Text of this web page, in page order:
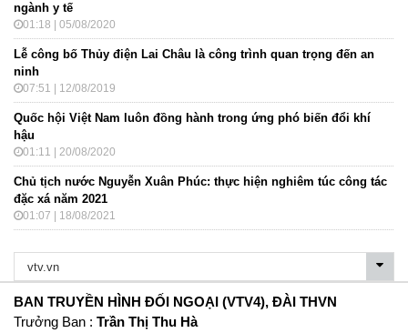
ngành y tế
01:18 | 05/08/2020
Lễ công bố Thủy điện Lai Châu là công trình quan trọng đến an
ninh
07:51 | 12/08/2019
Quốc hội Việt Nam luôn đồng hành trong ứng phó biến đổi khí
hậu
01:11 | 20/08/2020
Chủ tịch nước Nguyễn Xuân Phúc: thực hiện nghiêm túc công tác
đặc xá năm 2021
01:07 | 18/08/2021
BAN TRUYỀN HÌNH ĐỐI NGOẠI (VTV4), ĐÀI THVN
Trưởng Ban : Trần Thị Thu Hà